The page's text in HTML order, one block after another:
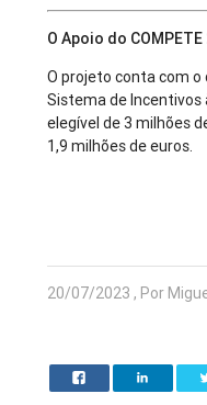
O Apoio do COMPETE
O projeto conta com o
Sistema de
elegível de 3 milhões
1,9 milhões de euros.
20/07/2023 , Por